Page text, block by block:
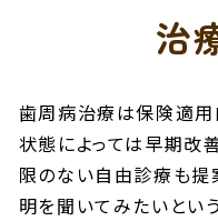
治
歯周病治療は保険適用
状態によっては早期改
限のない自由診療も提
明を聞いてみたいとい